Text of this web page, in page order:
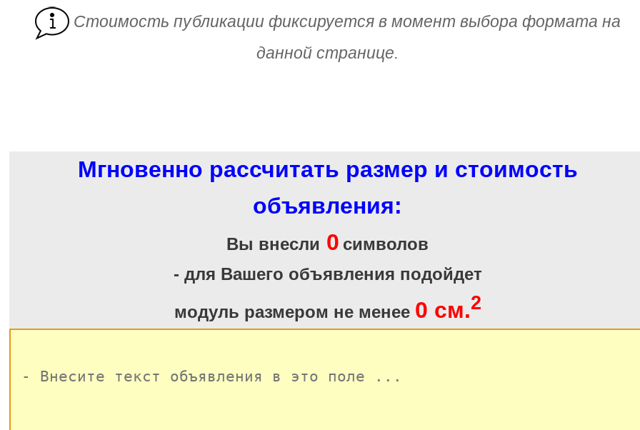
Cтоимость публикации фиксируется в момент выбора формата на
данной странице.
Мгновенно рассчитать размер и стоимость
объявления:
Вы внесли 0 символов
- для Вашего объявления подойдет
модуль размером не менее 0 см.2